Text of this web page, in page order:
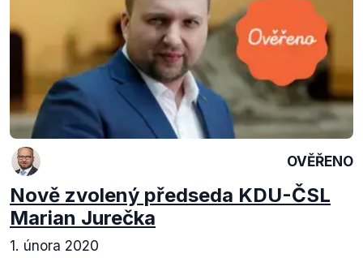
OVĚŘENO
Nově zvolený předseda KDU-ČSL
Marian Jurečka
1. února 2020